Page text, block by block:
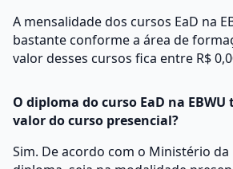
A mensalidade dos cursos EaD na
bastante conforme a área de
valor desses cursos fica entre R$
O diploma do curso EaD na
valor do curso presencial?
Sim. De acordo com o Ministério da